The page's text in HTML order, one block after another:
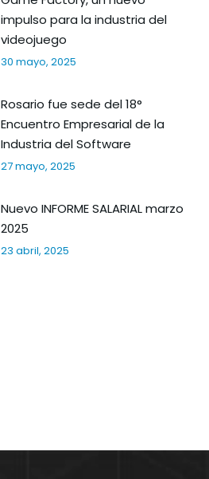
impulso para la industria del
videojuego
30 mayo, 2025
Rosario fue sede del 18°
Encuentro Empresarial de la
Industria del Software
27 mayo, 2025
Nuevo INFORME SALARIAL marzo
2025
23 abril, 2025